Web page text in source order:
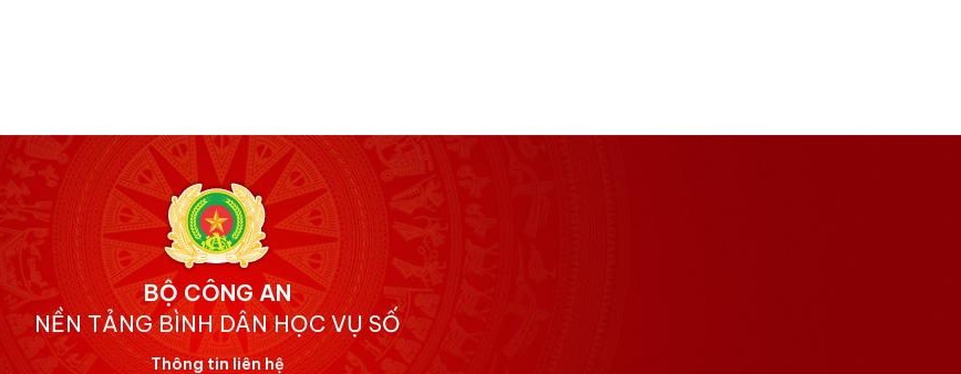
BỘ CÔNG AN
NỀN TẢNG BÌNH DÂN HỌC VỤ SỐ
Thông tin liên hệ